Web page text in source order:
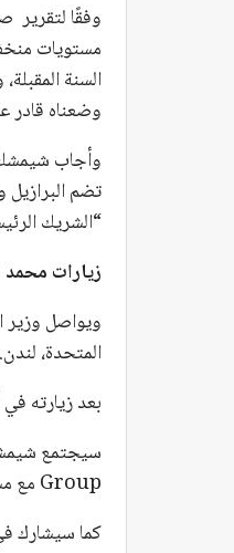
وفقًا لتقرير
مستويات
السنة
وضعناه قادر
تضم البرازيل
“الشريك
زيارات
ويواصل وزير
المتحدة، لندن.
بعد زيارته في أكتوبر/تشرين الأول
سيجتمع
Group مع مستثمرين من صناديق الاستثمار العالمية الكبيرة وشركات تصنيف الائتمان.